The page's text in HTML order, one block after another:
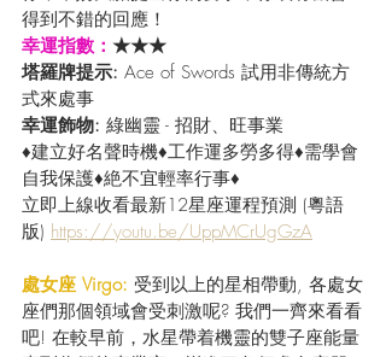
得到不錯的回應！
幸運指數： ★★★
塔羅牌提示: Ace of Swords 試用非傳統方
式來處事
幸運飾物: 綠幽靈 - 招財、旺事業
♦建立好名聲時機♦工作運多勞多得♦需學會
自我保護♦絶不宜輕率行事♦
立即上線收看最新12星座運程預測 (粵語
版) https://youtu.be/UppMCrUgGzA
處女座 Virgo: 受到以上的星相帶動, 各處女
座們那個領域會受刺激呢? 我們一齊來看看
吧! 在較早前，水星帶着機靈的雙子座能量